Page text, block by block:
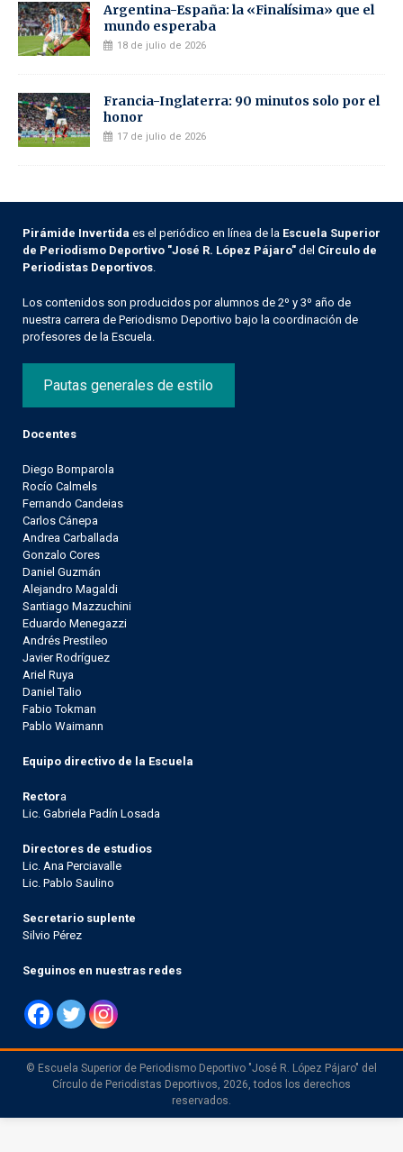
Argentina-España: la «Finalísima» que el
mundo esperaba
18 de julio de 2026
Francia-Inglaterra: 90 minutos solo por el
honor
17 de julio de 2026
Pirámide Invertida es el periódico en línea de la Escuela Superior
de Periodismo Deportivo "José R. López Pájaro" del Círculo de
Periodistas Deportivos
Los contenidos son producidos por alumnos de 2º y 3º año de
nuestra carrera de Periodismo Deportivo bajo la coordinación de
profesores de la Escuela.
Pautas generales de estilo
Docentes
Diego Bomparola
Rocío Calmels
Fernando Candeias
Carlos Cánepa
Andrea Carballada
Gonzalo Cores
Daniel Guzmán
Alejandro Magaldi
Santiago Mazzuchini
Eduardo Menegazzi
Andrés Prestileo
Javier Rodríguez
Ariel Ruya
Daniel Talio
Fabio Tokman
Pablo Waimann
Equipo directivo de la Escuela
Rectora
Lic. Gabriela Padín Losada
Directores de estudios
Lic. Ana Perciavalle
Lic. Pablo Saulino
Secretario suplente
Silvio Pérez
Seguinos en nuestras redes
© Escuela Superior de Periodismo Deportivo "José R. López Pájaro" del
Círculo de Periodistas Deportivos, 2026, todos los derechos
reservados.